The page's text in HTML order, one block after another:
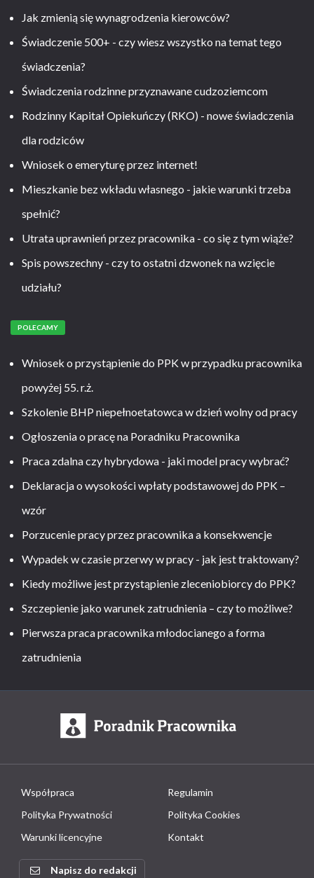
Jak zmienią się wynagrodzenia kierowców?
Świadczenie 500+ - czy wiesz wszystko na temat tego
świadczenia?
Świadczenia rodzinne przyznawane cudzoziemcom
Rodzinny Kapitał Opiekuńczy (RKO) - nowe świadczenia
dla rodziców
Wniosek o emeryturę przez internet!
Mieszkanie bez wkładu własnego - jakie warunki trzeba
spełnić?
Utrata uprawnień przez pracownika - co się z tym wiąże?
Spis powszechny - czy to ostatni dzwonek na wzięcie
udziału?
POLECAMY
Wniosek o przystąpienie do PPK w przypadku pracownika
powyżej 55. r.ż.
Szkolenie BHP niepełnoetatowca w dzień wolny od pracy
Ogłoszenia o pracę na Poradniku Pracownika
Praca zdalna czy hybrydowa - jaki model pracy wybrać?
Deklaracja o wysokości wpłaty podstawowej do PPK –
wzór
Porzucenie pracy przez pracownika a konsekwencje
Wypadek w czasie przerwy w pracy - jak jest traktowany?
Kiedy możliwe jest przystąpienie zleceniobiorcy do PPK?
Szczepienie jako warunek zatrudnienia – czy to możliwe?
Pierwsza praca pracownika młodocianego a forma
zatrudnienia
Współpraca
Regulamin
Polityka Prywatności
Polityka Cookies
Warunki licencyjne
Kontakt
Napisz do redakcji